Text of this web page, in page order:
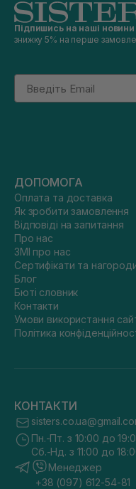
Підпишись на наші новини
знижку 5% на перше
Email
ДОПОМОГА
Оплата та доставка
Як зробити замовлення
Відповіді на запитання
Про нас
ЗМІ про нас
Сертифікати та
Блог
Бюті словник
Контакти
Умови використання
Політика
КОНТАКТИ
Пн.-Пт. з 10:00 до
Сб.-Нд. з 11:00 до
Менеджер
+38 (097) 612-54-81